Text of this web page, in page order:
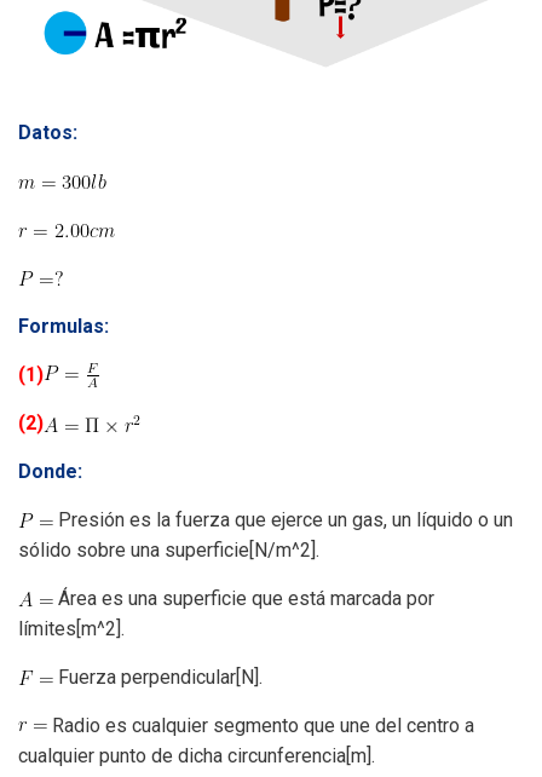
Datos:
Formulas:
(1)
(2)
Donde:
Presión es la fuerza que ejerce un gas, un líquido o un
sólido sobre una superficie[N/m^2].
Área es una superficie que está marcada por
límites[m^2].
Fuerza perpendicular[N].
Radio es cualquier segmento que une del centro a
cualquier punto de dicha circunferencia[m].